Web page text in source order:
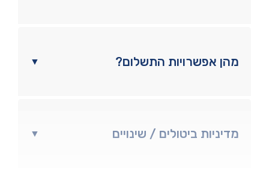
▼ מהן אפשרויות התשלום?
▼ מדיניות ביטולים / שינויים